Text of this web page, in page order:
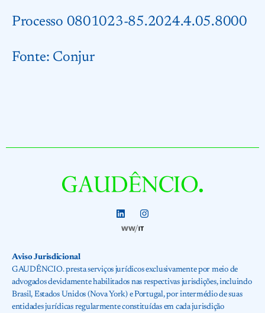
Processo 0801023-85.2024.4.05.8000
Fonte: Conjur
Aviso Jurisdicional
GAUDÊNCIO. presta serviços jurídicos exclusivamente por meio de
advogados devidamente habilitados nas respectivas jurisdições, incluindo
Brasil, Estados Unidos (Nova York) e Portugal, por intermédio de suas
entidades jurídicas regularmente constituídas em cada jurisdição